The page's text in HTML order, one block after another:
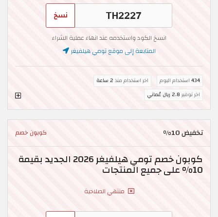
نسخ
انسخ الكود واستخدمه عند انهاء عملية الشراء
المتابعة إلى موقع تومي هيلفيغر
434 استخدام اليوم اخر استخدام منذ 2 ساعة
اخر توفير 2.8 ريال عُماني
تخفيض 10% كوبون خصم
كوبون خصم تومي هيلفيغر 2026 الجديد بقيمة
10% على جميع المنتجات
منتهي الصلاحية